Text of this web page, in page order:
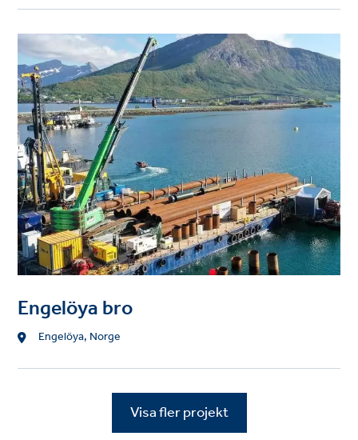
Project
image
Engelöya bro
Location
Engelöya, Norge
Visa fler projekt